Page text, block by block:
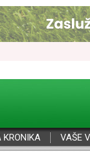
KRONIKA VAŠE